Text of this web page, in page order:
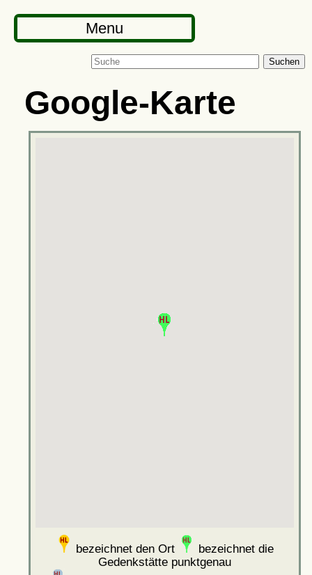
Menu
Suchen
Google-Karte
bezeichnet den Ort
bezeichnet die
Gedenkstätte punktgenau